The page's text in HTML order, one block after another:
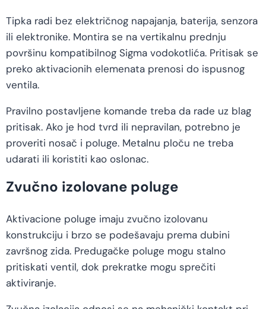
Tipka radi bez električnog napajanja, baterija, senzora
ili elektronike. Montira se na vertikalnu prednju
površinu kompatibilnog Sigma vodokotlića. Pritisak se
preko aktivacionih elemenata prenosi do ispusnog
ventila.
Pravilno postavljene komande treba da rade uz blag
pritisak. Ako je hod tvrd ili nepravilan, potrebno je
proveriti nosač i poluge. Metalnu ploču ne treba
udarati ili koristiti kao oslonac.
Zvučno izolovane poluge
Aktivacione poluge imaju zvučno izolovanu
konstrukciju i brzo se podešavaju prema dubini
završnog zida. Predugačke poluge mogu stalno
pritiskati ventil, dok prekratke mogu sprečiti
aktiviranje.